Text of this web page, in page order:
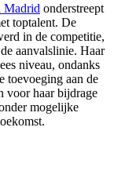
Madrid onderstreept
toptalent. De
in de competitie,
aanvalslinie. Haar
niveau, ondanks
toevoeging aan de
voor haar bijdrage
mogelijke